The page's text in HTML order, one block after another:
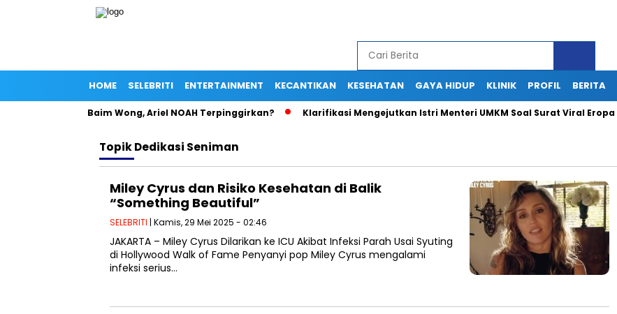
HOME SELEBRITI ENTERTAINMENT KECANTIKAN KESEHATAN GAYA HIDUP KLINIK PROFIL BERITA
di Bahu Baim Wong, Ariel NOAH Terpinggirkan? Klarifikasi Mengejutkan Istri Menteri UMKM Soal Surat Viral Eropa
TopikDedikasi Seniman
Miley Cyrus dan Risiko Kesehatan di Balik
“Something Beautiful”
SELEBRITI | Kamis, 29 Mei 2025 - 02:46
JAKARTA – Miley Cyrus Dilarikan ke ICU Akibat Infeksi Parah Usai Syuting
di Hollywood Walk of Fame Penyanyi pop Miley Cyrus mengalami
infeksi serius…